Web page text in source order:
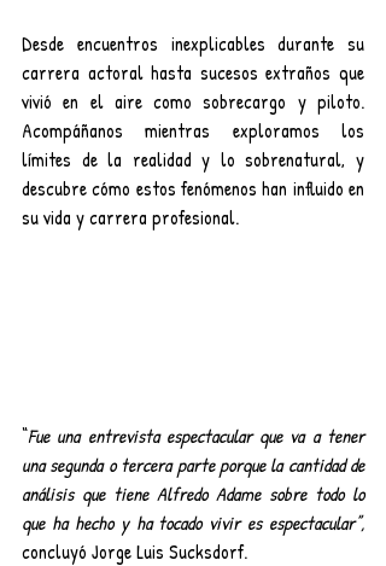
Desde encuentros inexplicables durante su
carrera actoral hasta sucesos extraños que
vivió en el aire como sobrecargo y piloto.
Acompáñanos mientras exploramos los
límites de la realidad y lo sobrenatural, y
descubre cómo estos fenómenos han influido en
su vida y carrera profesional.
“Fue una entrevista espectacular que va a tener
una segunda o tercera parte porque la cantidad de
análisis que tiene Alfredo Adame sobre todo lo
que ha hecho y ha tocado vivir es espectacular”,
concluyó Jorge Luis Sucksdorf.